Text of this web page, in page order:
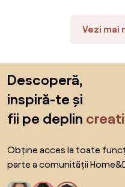
Vezi mai
Descoperă,
inspiră-te și
fii pe deplin
Obține acces la toate
parte a comunității